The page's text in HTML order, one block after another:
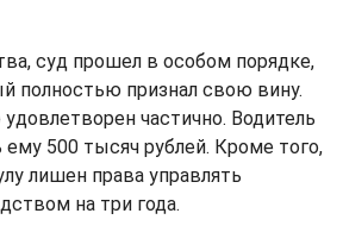
суд прошел в особом порядке,
полностью признал свою вину.
частично. Водитель
500 тысяч рублей. Кроме того,
лишен права управлять
на три года.